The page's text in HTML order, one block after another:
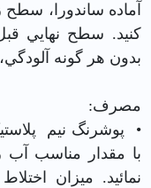
آماده ساندورا،
كنيد. سطح نهايي
بدون هر گونه
مصرف:
• پوشرنگ نيم
با مقدار مناسب
نمائید. میزان